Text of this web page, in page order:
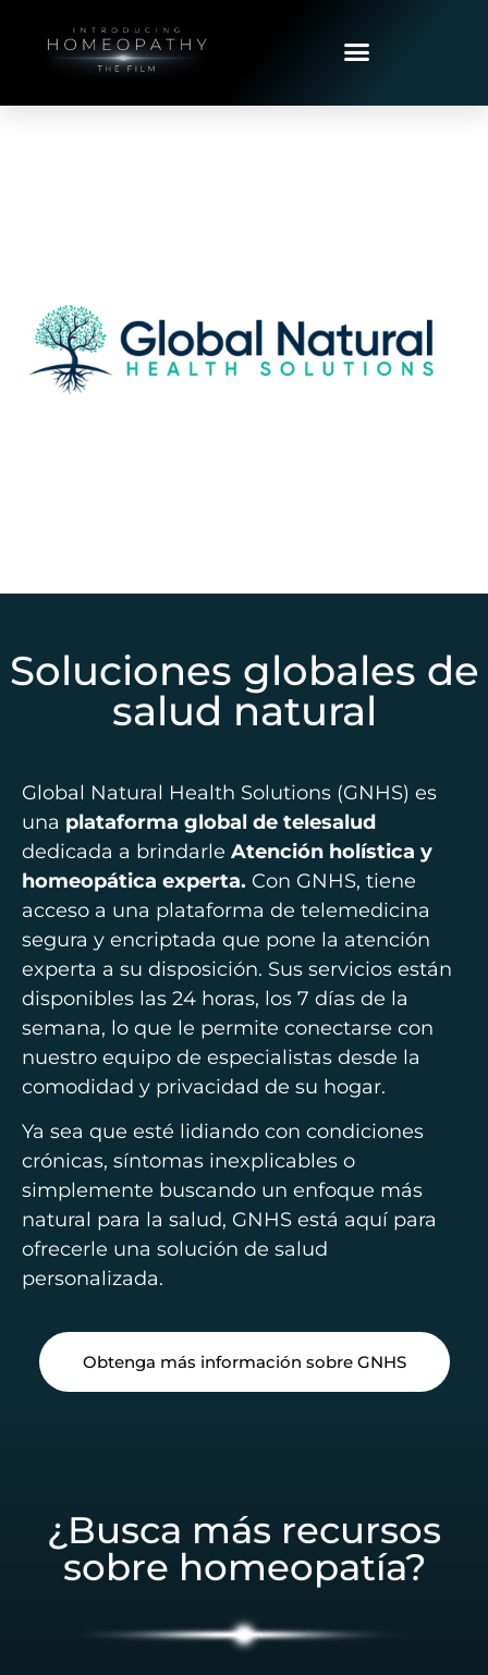
Soluciones globales de
salud natural
Global Natural Health Solutions (GNHS) es
una plataforma global de telesalud
dedicada a brindarle Atención holística y
homeopática experta. Con GNHS, tiene
acceso a una plataforma de telemedicina
segura y encriptada que pone la atención
experta a su disposición. Sus servicios están
disponibles las 24 horas, los 7 días de la
semana, lo que le permite conectarse con
nuestro equipo de especialistas desde la
comodidad y privacidad de su hogar.
Ya sea que esté lidiando con condiciones
crónicas, síntomas inexplicables o
simplemente buscando un enfoque más
natural para la salud, GNHS está aquí para
ofrecerle una solución de salud
personalizada.
Obtenga más información sobre GNHS
¿Busca más recursos
sobre homeopatía?